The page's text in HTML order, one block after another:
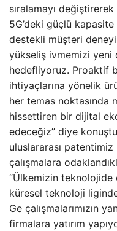
sıralamayı
5G’deki güçlü
destekli müşteri
yükseliş ivmemizi yeni
hedefliyoruz. Proaktif
ihtiyaçlarına yönelik
her temas noktasında
hissettiren bir dijital
edeceğiz” diye
uluslararası patentimiz
çalışmalara
“Ülkemizin teknolojide
küresel teknoloji
Ge çalışmalarımızın
firmalara yatırım